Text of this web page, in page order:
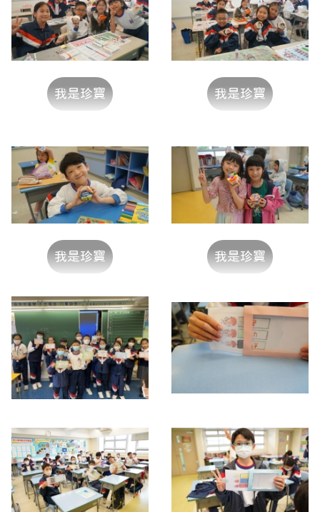
我是珍寶 我是珍寶
我是珍寶 我是珍寶